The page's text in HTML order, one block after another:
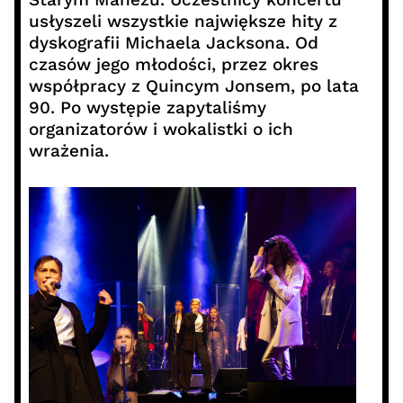
usłyszeli wszystkie największe hity z
dyskografii Michaela Jacksona. Od
czasów jego młodości, przez okres
współpracy z Quincym Jonsem, po lata
90. Po występie zapytaliśmy
organizatorów i wokalistki o ich
wrażenia.